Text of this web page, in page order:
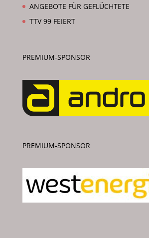
ANGEBOTE FÜR GEFLÜCHTETE
TTV 99 FEIERT
PREMIUM-SPONSOR
PREMIUM-SPONSOR